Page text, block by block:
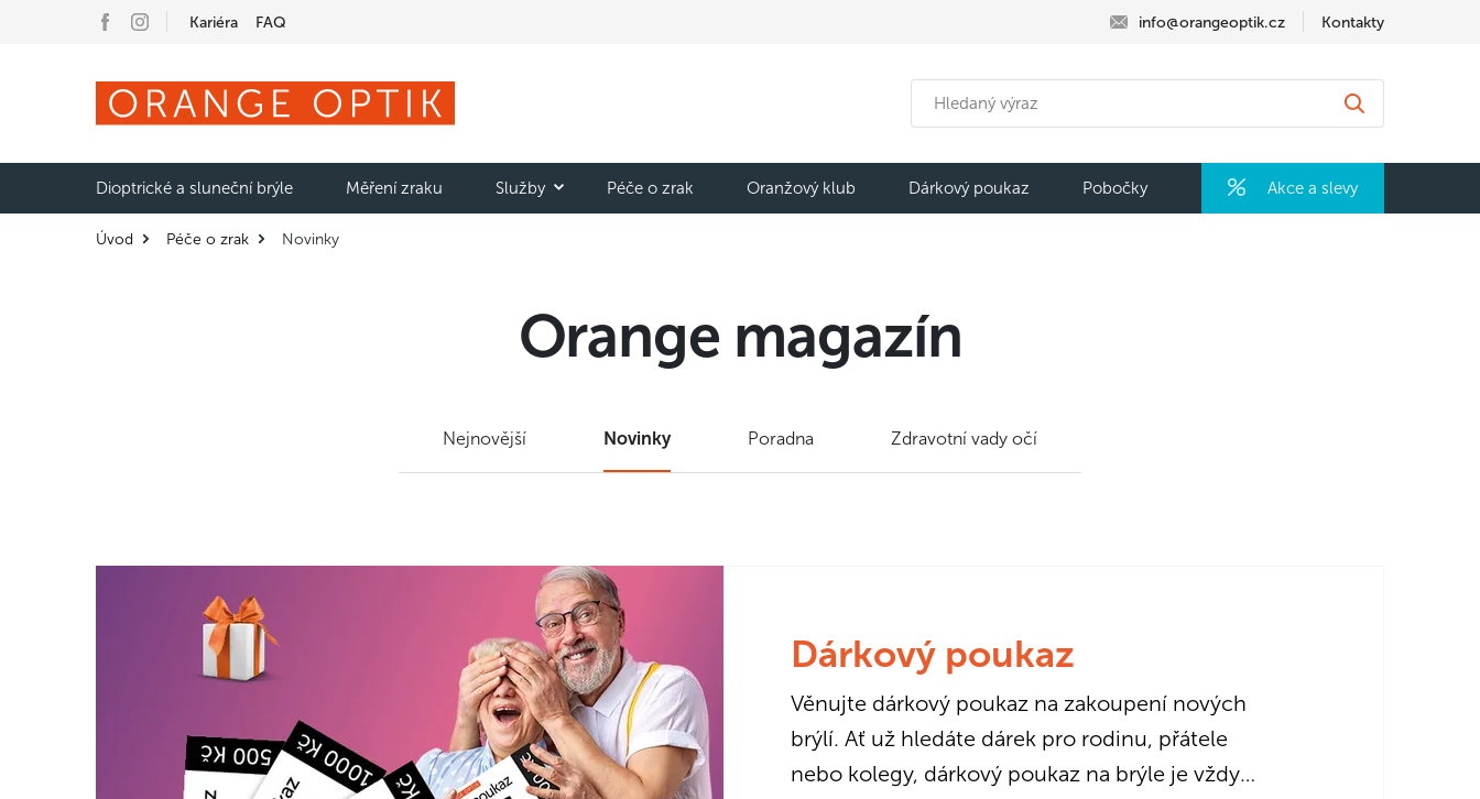
Kariéra FAQ info@orangeoptik.cz Kontakty
Dioptrické a sluneční brýle Měření zraku Služby Péče o zrak Oranžový klub Dárkový poukaz Pobočky Akce a slevy
Úvod Péče o zrak Novinky
Orange magazín
Nejnovější Novinky Poradna Zdravotní vady očí
Dárkový poukaz
Věnujte dárkový poukaz na zakoupení nových
brýlí. Ať už hledáte dárek pro rodinu, přátele
nebo kolegy, dárkový poukaz na brýle je vždy